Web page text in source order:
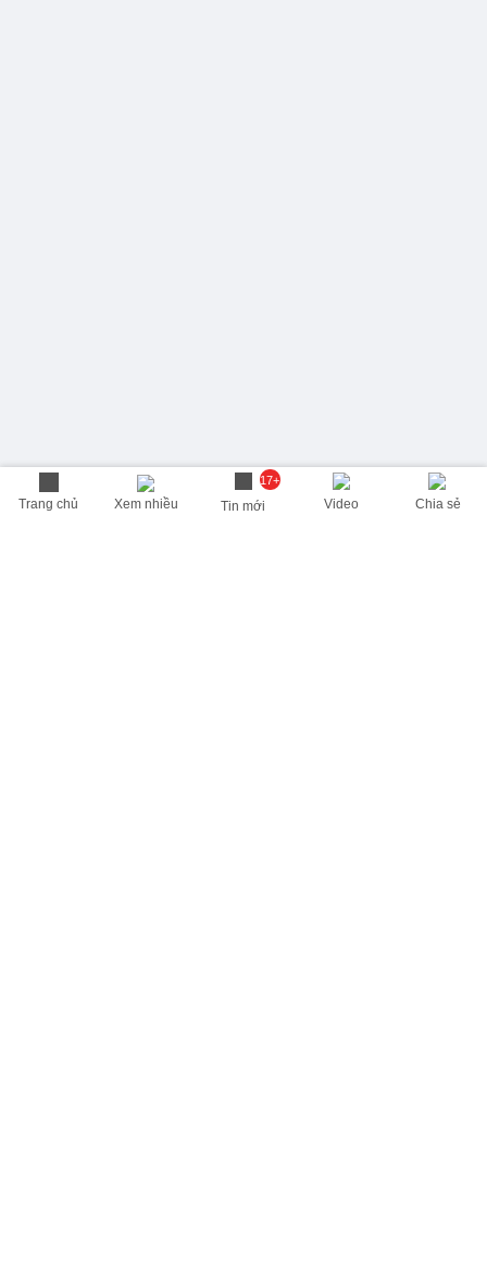
Trang chủ Xem nhiều
17+
Tin mới Video Chia sẻ